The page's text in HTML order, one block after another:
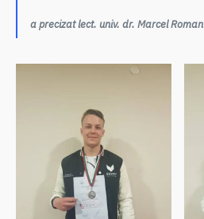
a precizat lect. univ. dr. Marcel Roman